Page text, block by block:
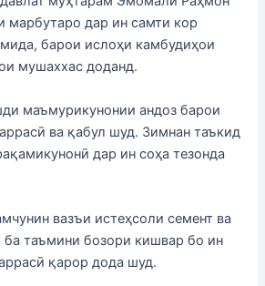
марбутаро дар ин самти кор
барои ислоҳи камбудиҳои
мушаххас доданд.
маъмурикунонии андоз барои
ва қабул шуд. Зимнан таъкид
дар ин соҳа тезонда
вазъи истеҳсоли семент ва
ба таъмини бозори кишвар бо ин
қарор дода шуд.